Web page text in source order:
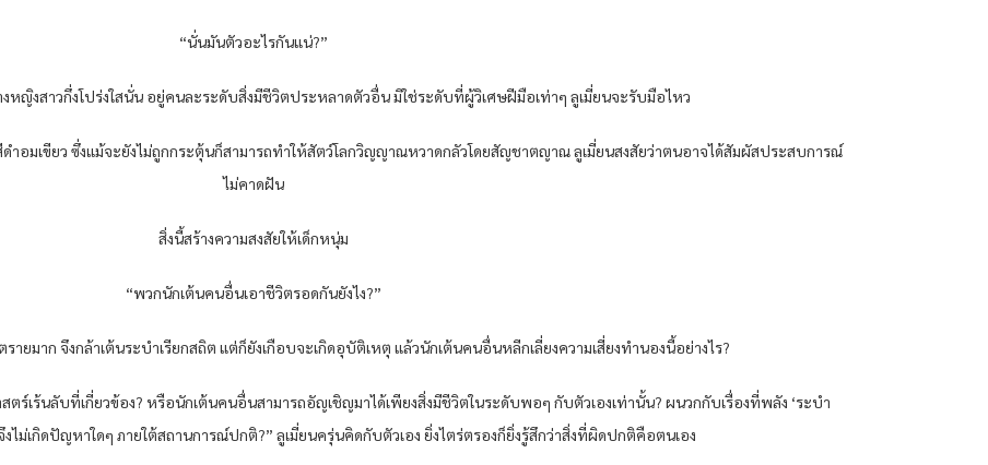
“นั่นมันตัวอะไรกันแน่?”
หญิงสาวกึ่งโปร่งใสนั่น อยู่คนละระดับสิ่งมีชีวิตประหลาดตัวอื่น มิใช่ระดับที่ผู้วิเศษฝีมือเท่าๆ ลูเมี่ยนจะรับมือไหว
มเขียว ซึ่งแม้จะยังไม่ถูกกระตุ้นก็สามารถทำให้สัตว์โลกวิญญาณหวาดกลัวโดยสัญชาตญาณ ลูเมี่ยนสงสัยว่าตนอาจได้สัมผัสประสบการณ์
ไม่คาดฝัน
สิ่งนี้สร้างความสงสัยให้เด็กหนุ่ม
“พวกนักเต้นคนอื่นเอาชีวิตรอดกันยังไง?”
ายมาก จึงกล้าเต้นระบำเรียกสถิต แต่ก็ยังเกือบจะเกิดอุบัติเหตุ แล้วนักเต้นคนอื่นหลีกเลี่ยงความเสี่ยงทำนองนี้อย่างไร?
สตร์เร้นลับที่เกี่ยวข้อง? หรือนักเต้นคนอื่นสามารถอัญเชิญมาได้เพียงสิ่งมีชีวิตในระดับพอๆ กับตัวเองเท่านั้น? ผนวกกับเรื่องที่พลัง ‘ระบำ
งไม่เกิดปัญหาใดๆ ภายใต้สถานการณ์ปกติ?” ลูเมี่ยนครุ่นคิดกับตัวเอง ยิ่งไตร่ตรองก็ยิ่งรู้สึกว่าสิ่งที่ผิดปกติคือตนเอง